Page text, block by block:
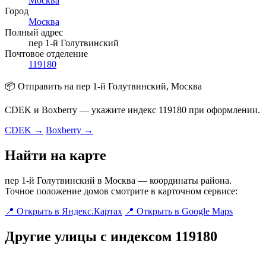
Город
Москва
Полный адрес
пер 1-й Голутвинский
Почтовое отделение
119180
📦 Отправить на пер 1-й Голутвинский, Москва
CDEK и Boxberry — укажите индекс 119180 при оформлении.
CDEK → Boxberry →
Найти на карте
пер 1-й Голутвинский в Москва — координаты района.
Точное положение домов смотрите в карточном сервисе:
📍 Открыть в Яндекс.Картах 📍 Открыть в Google Maps
Другие улицы с индексом 119180